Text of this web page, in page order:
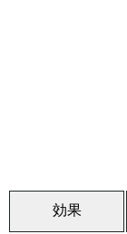
効果